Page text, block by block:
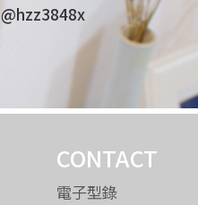
@hzz3848x
CONTACT
電子型錄